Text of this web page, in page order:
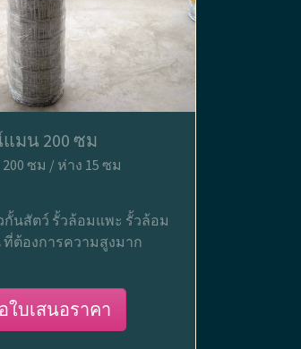
มน 200 ซม
ซม / ห่าง 15 ซม
กั้นสัตว์ รั้วล้อมแพะ รั้วล้อม
ต้องการความสูงมาก
ใบเสนอราคา